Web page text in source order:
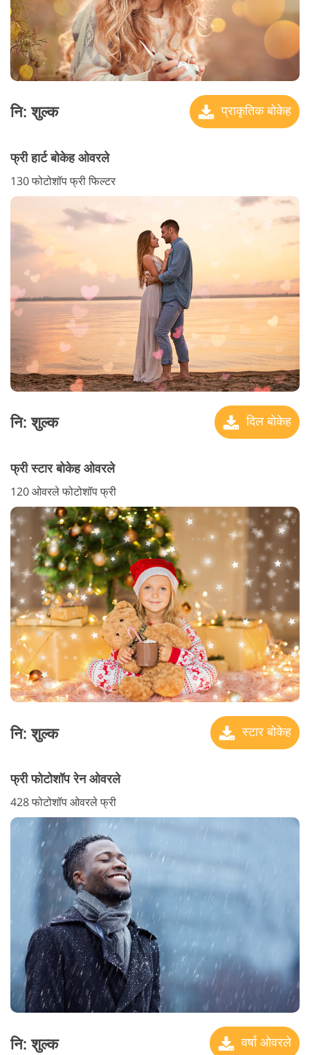
नि: शुल्क प्राकृतिक बोकेह
फ्री हार्ट बोकेह ओवरले
130 फोटोशॉप फ्री फिल्टर
नि: शुल्क दिल बोकेह
फ्री स्टार बोकेह ओवरले
120 ओवरले फोटोशॉप फ्री
नि: शुल्क स्टार बोकेह
फ्री फोटोशॉप रेन ओवरले
428 फोटोशॉप ओवरले फ्री
नि: शुल्क वर्षा ओवरले